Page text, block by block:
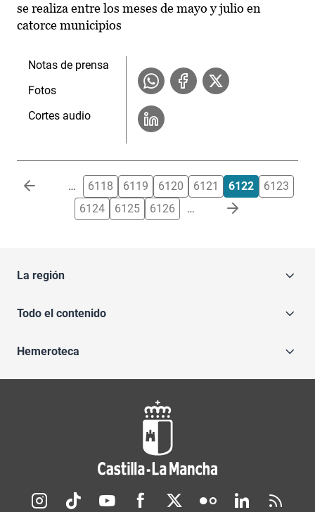
se realiza entre los meses de mayo y julio en
catorce municipios
Notas de prensa
Fotos
Cortes audio
Paginación … 6118 6119 6120 6121 6122
6123
6124
6125 6126 …
La región
Todo el contenido
Hemeroteca
Redes sociales JCCM